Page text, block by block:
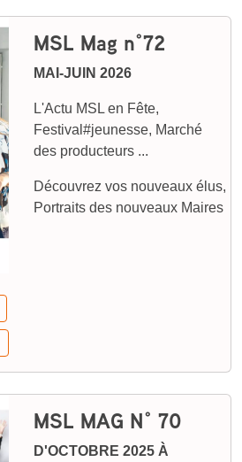
MSL Mag n°72
MAI-JUIN 2026
L'Actu MSL en Fête,
Festival#jeunesse, Marché
des producteurs ...
Découvrez vos nouveaux élus,
Portraits des nouveaux Maires
MSL MAG N° 70
D'OCTOBRE 2025 À